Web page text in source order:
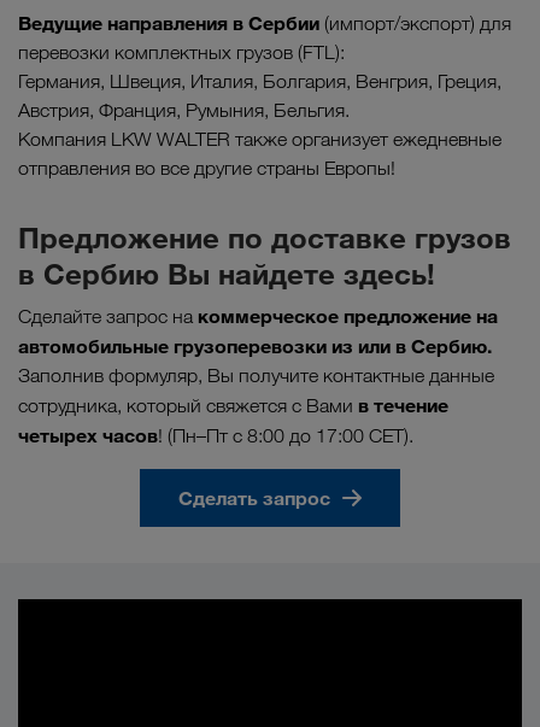
Ведущие направления в Сербии (импорт/экспорт) для
перевозки комплектных грузов (FTL):
Германия, Швеция, Италия, Болгария, Венгрия, Греция,
Австрия, Франция, Румыния, Бельгия.
Компания LKW WALTER также организует ежедневные
отправления во все другие страны Европы!
Предложение по доставке грузов
в Сербию Вы найдете здесь!
Сделайте запрос на коммерческое предложение на
автомобильные грузоперевозки из или в Сербию.
Заполнив формуляр, Вы получите контактные данные
сотрудника, который свяжется с Вами в течение
четырех часов! (Пн–Пт с 8:00 до 17:00 CET).
Сделать запрос